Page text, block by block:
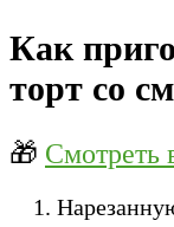
Как
торт со
🎁 Смотреть